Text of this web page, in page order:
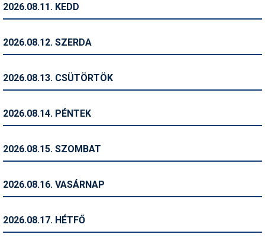
Magazinok
Pályázatok
Síbérletárak
2026.08.11. KEDD
2026.08.12. SZERDA
2026.08.13. CSÜTÖRTÖK
2026.08.14. PÉNTEK
2026.08.15. SZOMBAT
2026.08.16. VASÁRNAP
2026.08.17. HÉTFŐ